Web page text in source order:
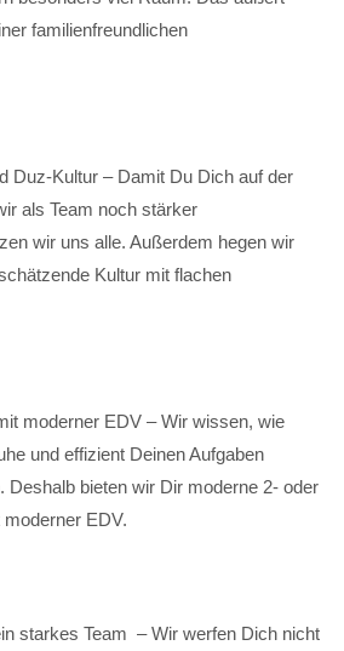
familienfreundlichen
Duz-Kultur – Damit Du Dich auf der
als Team noch stärker
wir uns alle. Außerdem hegen wir
Kultur mit flachen
moderner EDV – Wir wissen, wie
und effizient Deinen Aufgaben
Deshalb bieten wir Dir moderne 2- oder
EDV.
starkes Team – Wir werfen Dich nicht